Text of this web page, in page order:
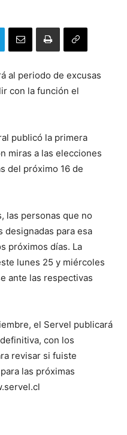
al periodo de excusas
con la función el
publicó la primera
miras a las elecciones
del próximo 16 de
las personas que no
designadas para esa
próximos días. La
lunes 25 y miércoles
ante las respectivas
el Servel publicará
con los
revisar si fuiste
las próximas